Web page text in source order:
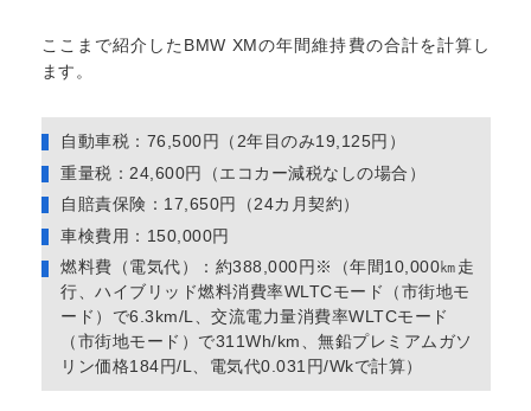
ここまで紹介したBMW XMの年間維持費の合計を計算し
ます。
自動車税：76,500円（2年目のみ19,125円）
重量税：24,600円（エコカー減税なしの場合）
自賠責保険：17,650円（24カ月契約）
車検費用：150,000円
燃料費（電気代）：約388,000円※（年間10,000㎞走
行、ハイブリッド燃料消費率WLTCモード（市街地モ
ード）で6.3km/L、交流電力量消費率WLTCモード
（市街地モード）で311Wh/km、無鉛プレミアムガソ
リン価格184円/L、電気代0.031円/Wkで計算）